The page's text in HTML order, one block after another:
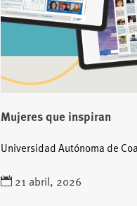
Mujeres que inspiran
Universidad Autónoma de
21 abril, 2026